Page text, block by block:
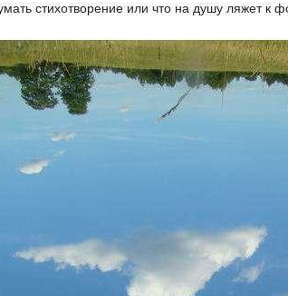
стихотворение или что на душу ляжет к